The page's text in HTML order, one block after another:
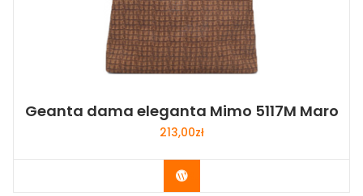
Geanta dama eleganta Mimo 5117M Maro
213,00zł
Buy Now